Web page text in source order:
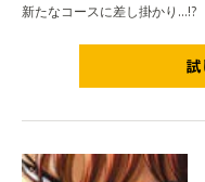
新たなコースに差し掛かり…!?